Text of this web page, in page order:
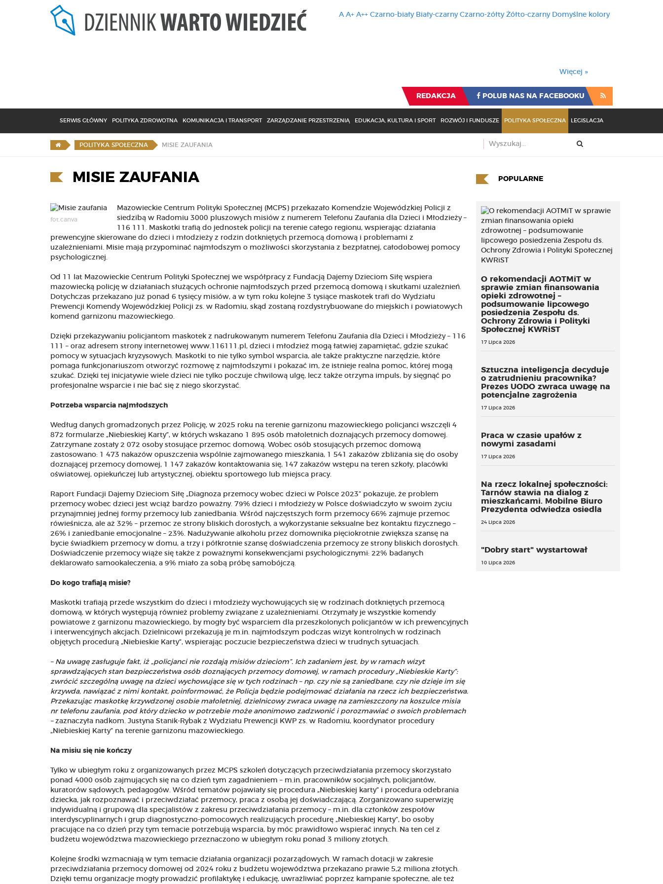
A A+ A++ Czarno-biały Biały-czarny Czarno-żółty Żółto-czarny Domyślne kolory
Więcej »
REDAKCJA POLUB NAS NA FACEBOOKU
SERWIS GŁÓWNY POLITYKA ZDROWOTNA KOMUNIKACJA I TRANSPORT ZARZĄDZANIE PRZESTRZENIĄ EDUKACJA, KULTURA I SPORT ROZWÓJ I FUNDUSZE POLITYKA SPOŁECZNA LEGISLACJA
POLITYKA SPOŁECZNA MISIE ZAUFANIA
MISIE ZAUFANIA
fot.canva
Mazowieckie Centrum Polityki Społecznej (MCPS) przekazało Komendzie Wojewódzkiej Policji z
siedzibą w Radomiu 3000 pluszowych misiów z numerem Telefonu Zaufania dla Dzieci i Młodzieży –
116 111. Maskotki trafią do jednostek policji na terenie całego regionu, wspierając działania
prewencyjne skierowane do dzieci i młodzieży z rodzin dotkniętych przemocą domową i problemami z
uzależnieniami. Misie mają przypominać najmłodszym o możliwości skorzystania z bezpłatnej, całodobowej pomocy
psychologicznej.
Od 11 lat Mazowieckie Centrum Polityki Społecznej we współpracy z Fundacją Dajemy Dzieciom Siłę wspiera
mazowiecką policję w działaniach służących ochronie najmłodszych przed przemocą domową i skutkami uzależnień.
Dotychczas przekazano już ponad 6 tysięcy misiów, a w tym roku kolejne 3 tysiące maskotek trafi do Wydziału
Prewencji Komendy Wojewódzkiej Policji zs. w Radomiu, skąd zostaną rozdystrybuowane do miejskich i powiatowych
komend garnizonu mazowieckiego.
Dzięki przekazywaniu policjantom maskotek z nadrukowanym numerem Telefonu Zaufania dla Dzieci i Młodzieży – 116
111 – oraz adresem strony internetowej www.116111.pl, dzieci i młodzież mogą łatwiej zapamiętać, gdzie szukać
pomocy w sytuacjach kryzysowych. Maskotki to nie tylko symbol wsparcia, ale także praktyczne narzędzie, które
pomaga funkcjonariuszom otworzyć rozmowę z najmłodszymi i pokazać im, że istnieje realna pomoc, której mogą
szukać. Dzięki tej inicjatywie wiele dzieci nie tylko poczuje chwilową ulgę, lecz także otrzyma impuls, by sięgnąć po
profesjonalne wsparcie i nie bać się z niego skorzystać.
Potrzeba wsparcia najmłodszych
Według danych gromadzonych przez Policję, w 2025 roku na terenie garnizonu mazowieckiego policjanci wszczęli 4
872 formularze „Niebieskiej Karty”, w których wskazano 1 895 osób małoletnich doznających przemocy domowej.
Zatrzymane zostały 2 072 osoby stosujące przemoc domową. Wobec osób stosujących przemoc domową
zastosowano: 1 473 nakazów opuszczenia wspólnie zajmowanego mieszkania, 1 541 zakazów zbliżania się do osoby
doznającej przemocy domowej, 1 147 zakazów kontaktowania się, 147 zakazów wstępu na teren szkoły, placówki
oświatowej, opiekuńczej lub artystycznej, obiektu sportowego lub miejsca pracy.
Raport Fundacji Dajemy Dzieciom Siłę „Diagnoza przemocy wobec dzieci w Polsce 2023” pokazuje, że problem
przemocy wobec dzieci jest wciąż bardzo poważny. 79% dzieci i młodzieży w Polsce doświadczyło w swoim życiu
przynajmniej jednej formy przemocy lub zaniedbania. Wśród najczęstszych form przemocy 66% zajmuje przemoc
rówieśnicza, ale aż 32% – przemoc ze strony bliskich dorosłych, a wykorzystanie seksualne bez kontaktu fizycznego –
26% i zaniedbanie emocjonalne – 23%. Nadużywanie alkoholu przez domownika pięciokrotnie zwiększa szansę na
bycie świadkiem przemocy w domu, a trzy i półkrotnie szansę doświadczenia przemocy ze strony bliskich dorosłych.
Doświadczenie przemocy wiąże się także z poważnymi konsekwencjami psychologicznymi: 22% badanych
deklarowało samookaleczenia, a 9% miało za sobą próbę samobójczą.
Do kogo trafiają misie?
Maskotki trafiają przede wszystkim do dzieci i młodzieży wychowujących się w rodzinach dotkniętych przemocą
domową, w których występują również problemy związane z uzależnieniami. Otrzymały je wszystkie komendy
powiatowe z garnizonu mazowieckiego, by mogły być wsparciem dla przeszkolonych policjantów w ich prewencyjnych
i interwencyjnych akcjach. Dzielnicowi przekazują je m.in. najmłodszym podczas wizyt kontrolnych w rodzinach
objętych procedurą „Niebieskie Karty”, wspierając poczucie bezpieczeństwa dzieci w trudnych sytuacjach.
– Na uwagę zasługuje fakt, iż „policjanci nie rozdają misiów dzieciom”. Ich zadaniem jest, by w ramach wizyt
sprawdzających stan bezpieczeństwa osób doznających przemocy domowej, w ramach procedury „Niebieskie Karty”:
zwrócić szczególną uwagę na dzieci wychowujące się w tych rodzinach – np. czy nie są zaniedbane, czy nie dzieje im się
krzywda, nawiązać z nimi kontakt, poinformować, że Policja będzie podejmować działania na rzecz ich bezpieczeństwa.
Przekazując maskotkę krzywdzonej osobie małoletniej, dzielnicowy zwraca uwagę na zamieszczony na koszulce misia
nr telefonu zaufania, pod który dziecko w potrzebie może anonimowo zadzwonić i porozmawiać o swoich problemach
–zaznaczyła nadkom. Justyna Stanik-Rybak z Wydziału Prewencji KWP zs. w Radomiu, koordynator procedury
„Niebieskiej Karty” na terenie garnizonu mazowieckiego.
Na misiu się nie kończy
Tylko w ubiegłym roku z organizowanych przez MCPS szkoleń dotyczących przeciwdziałania przemocy skorzystało
ponad 4000 osób zajmujących się na co dzień tym zagadnieniem – m.in. pracowników socjalnych, policjantów,
kuratorów sądowych, pedagogów. Wśród tematów pojawiały się procedura „Niebieskiej karty” i procedura odebrania
dziecka, jak rozpoznawać i przeciwdziałać przemocy, praca z osobą jej doświadczającą. Zorganizowano superwizję
indywidualną i grupową dla specjalistów z zakresu przeciwdziałania przemocy – m.in. dla członków zespołów
interdyscyplinarnych i grup diagnostyczno-pomocowych realizujących procedurę „Niebieskiej Karty”, bo osoby
pracujące na co dzień przy tym temacie potrzebują wsparcia, by móc prawidłowo wspierać innych. Na ten cel z
budżetu województwa mazowieckiego przeznaczono w ubiegłym roku ponad 3 miliony złotych.
Kolejne środki wzmacniają w tym temacie działania organizacji pozarządowych. W ramach dotacji w zakresie
przeciwdziałania przemocy domowej od 2024 roku z budżetu województwa przekazano prawie 5,2 miliona złotych.
Dzięki temu organizacje mogły prowadzić profilaktykę i edukację, uwrażliwiać poprzez kampanie społeczne, ale też
POPULARNE
O rekomendacji AOTMiT w
sprawie zmian finansowania
opieki zdrowotnej –
podsumowanie lipcowego
posiedzenia Zespołu ds.
Ochrony Zdrowia i Polityki
Społecznej KWRiST
17 Lipca 2026
Sztuczna inteligencja decyduje
o zatrudnieniu pracownika?
Prezes UODO zwraca uwagę na
potencjalne zagrożenia
17 Lipca 2026
Praca w czasie upałów z
nowymi zasadami
17 Lipca 2026
Na rzecz lokalnej społeczności:
Tarnów stawia na dialog z
mieszkańcami. Mobilne Biuro
Prezydenta odwiedza osiedla
24 Lipca 2026
"Dobry start" wystartował
10 Lipca 2026